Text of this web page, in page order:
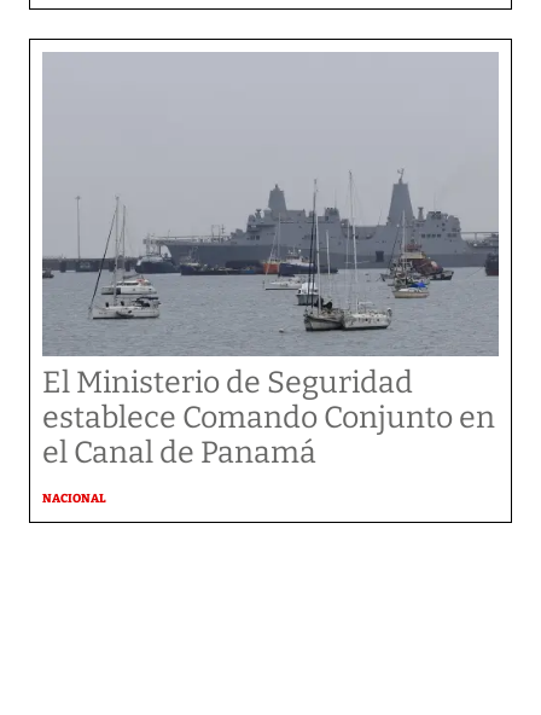
El Ministerio de Seguridad
establece Comando Conjunto en
el Canal de Panamá
NACIONAL